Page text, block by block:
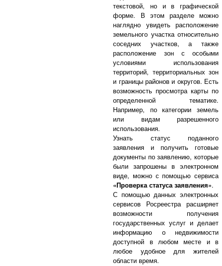
текстовой, но и в графической
форме. В этом разделе можно
наглядно увидеть расположение
земельного участка относительно
соседних участков, а также
расположение зон с особыми
условиями использования
территорий, территориальных зон
и границы районов и округов. Есть
возможность просмотра карты по
определенной тематике.
Например, по категории земель
или видам разрешенного
использования.
Узнать статус поданного
заявления и получить готовые
документы по заявлению, которые
были запрошены в электронном
виде, можно с помощью сервиса
«Проверка статуса заявления».
С помощью данных электронных
сервисов Росреестра расширяет
возможности получения
государственных услуг и делает
информацию о недвижимости
доступной в любом месте и в
любое удобное для жителей
области время.